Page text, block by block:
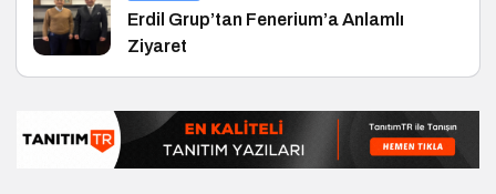
Erdil Grup’tan Fenerium’a Anlamlı
Ziyaret